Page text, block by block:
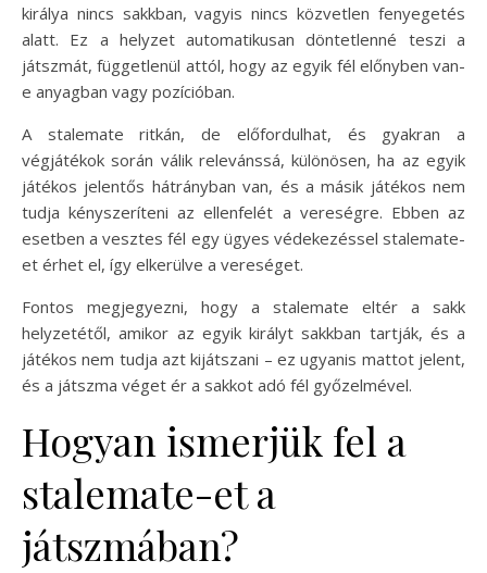
királya nincs sakkban, vagyis nincs közvetlen fenyegetés
alatt. Ez a helyzet automatikusan döntetlenné teszi a
játszmát, függetlenül attól, hogy az egyik fél előnyben van-
e anyagban vagy pozícióban.
A stalemate ritkán, de előfordulhat, és gyakran a
végjátékok során válik relevánssá, különösen, ha az egyik
játékos jelentős hátrányban van, és a másik játékos nem
tudja kényszeríteni az ellenfelét a vereségre. Ebben az
esetben a vesztes fél egy ügyes védekezéssel stalemate-
et érhet el, így elkerülve a vereséget.
Fontos megjegyezni, hogy a stalemate eltér a sakk
helyzetétől, amikor az egyik királyt sakkban tartják, és a
játékos nem tudja azt kijátszani – ez ugyanis mattot jelent,
és a játszma véget ér a sakkot adó fél győzelmével.
Hogyan ismerjük fel a
stalemate-et a
játszmában?